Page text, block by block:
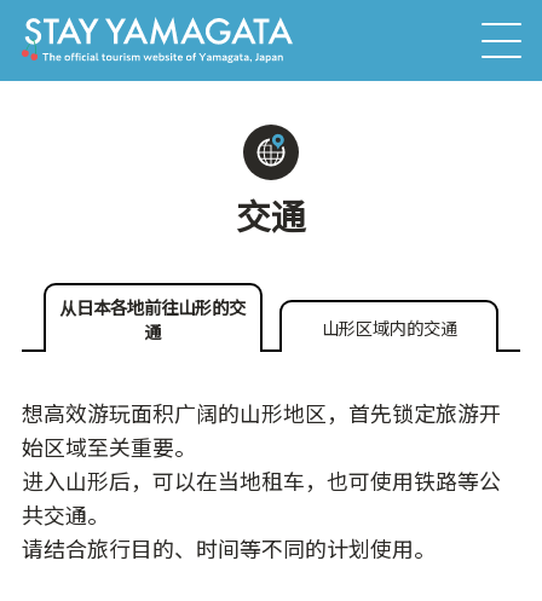
交通
从日本各地前往山形的交
通
山形区域内的交通
想高效游玩面积广阔的山形地区，首先锁定旅游开
始区域至关重要。
进入山形后，可以在当地租车，也可使用铁路等公
共交通。
请结合旅行目的、时间等不同的计划使用。